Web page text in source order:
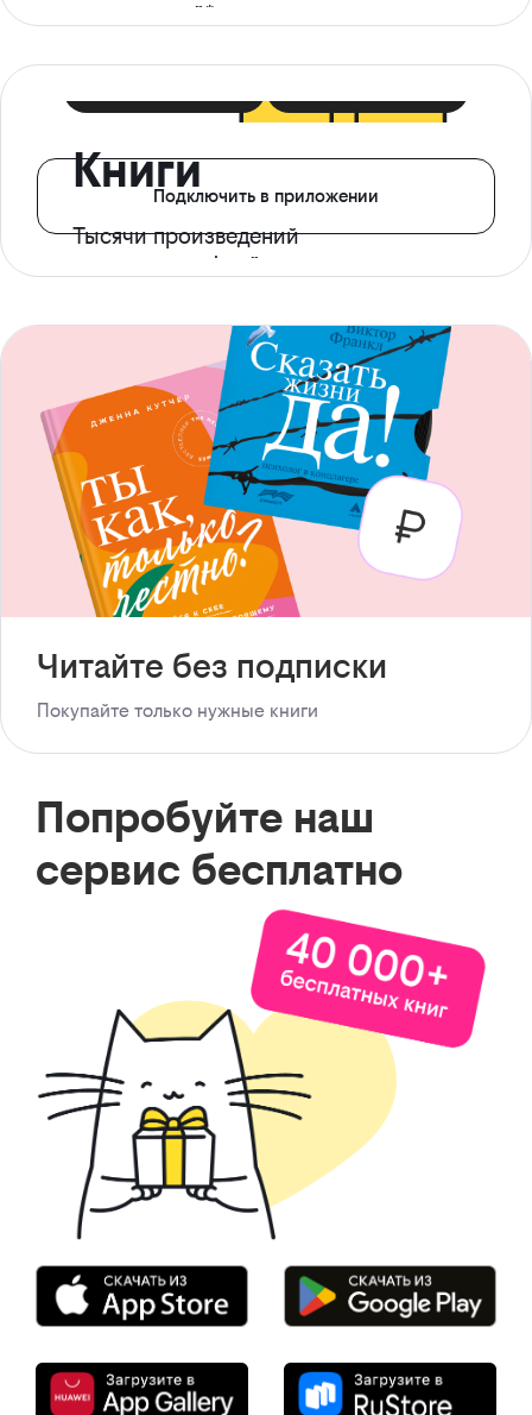
ограничений*
Книги
Тысячи произведений
с доступом офлайн
Подключить в приложении
Читайте без подписки
Покупайте только нужные книги
Попробуйте наш
сервис бесплатно